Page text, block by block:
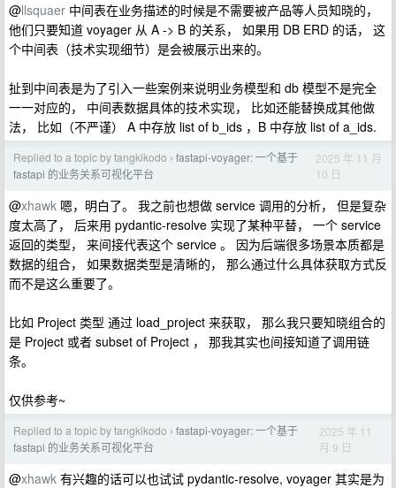
@llsquaer 中间表在业务描述的时候是不需要被产品等人员知晓的，
他们只要知道 voyager 从 A -> B 的关系， 如果用 DB ERD 的话， 这
个中间表（技术实现细节）是会被展示出来的。
扯到中间表是为了引入一些案例来说明业务模型和 db 模型不是完全
一一对应的， 中间表数据具体的技术实现， 比如还能替换成其他做
法， 比如（不严谨） A 中存放 list of b_ids ，B 中存放 list of a_ids.
Replied to a topic by tangkikodo › fastapi-voyager: 一个基于
fastapi 的业务关系可视化平台
2025 年 11 月
10 日
@xhawk 嗯，明白了。 我之前也想做 service 调用的分析， 但是复杂
度太高了， 后来用 pydantic-resolve 实现了某种平替， 一个 service
返回的类型， 来间接代表这个 service 。 因为后端很多场景本质都是
数据的组合， 如果数据类型是清晰的， 那么通过什么具体获取方式反
而不是这么重要了。
比如 Project 类型 通过 load_project 来获取， 那么我只要知晓组合的
是 Project 或者 subset of Project ， 那我其实也间接知道了调用链
条。
仅供参考~
Replied to a topic by tangkikodo › fastapi-voyager: 一个基于
fastapi 的业务关系可视化平台
2025 年 11
月 9 日
@xhawk 有兴趣的话可以也试试 pydantic-resolve, voyager 其实是为